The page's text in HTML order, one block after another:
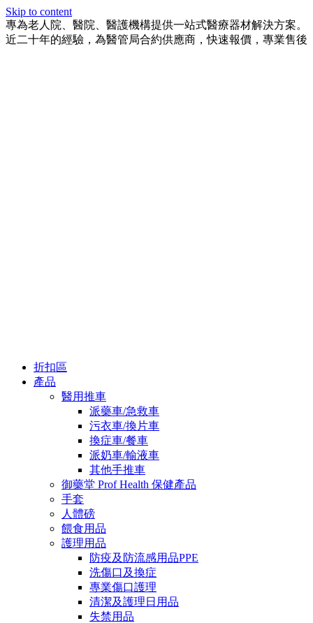
Skip to content
專為老人院、醫院、醫護機構提供一站式醫療器材解決方案。
近二十年的經驗，為醫管局合約供應商，快速報價，專業售後
折扣區
產品
醫用推車
派藥車/急救車
污衣車/換片車
換症車/餐車
派奶車/輸液車
其他手推車
御藥堂 Prof Health 保健產品
手套
人體磅
餵食用品
護理用品
防疫及防流感用品PPE
洗傷口及換症
專業傷口護理
清潔及護理日用品
失禁用品